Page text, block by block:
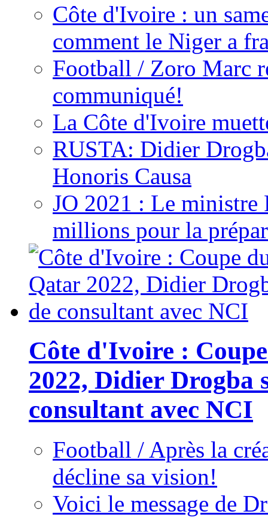
Côte d'Ivoire : un
comment le Niger a
Football / Zoro Marc
communiqué!
La Côte d'Ivoire
RUSTA: Didier
Honoris Causa
JO 2021 : Le ministre
millions pour la
Côte d'Ivoire :
2022, Didier Drogba
consultant avec NCI
Football / Après la
décline sa vision!
Voici le message de